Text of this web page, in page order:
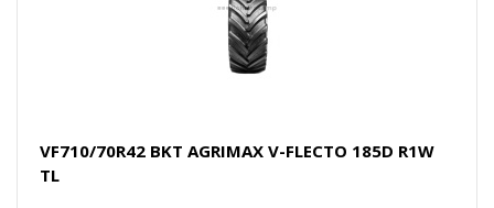
VF710/70R42 BKT AGRIMAX V-FLECTO 185D R1W
TL